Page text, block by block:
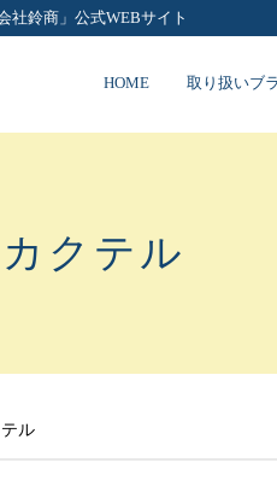
社鈴商」公式WEBサイト
HOME 取り扱いブ
クテル
ル